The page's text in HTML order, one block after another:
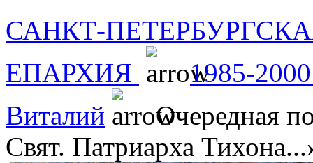
САНКТ-
ЕПАРХИЯ
1985-
Виталий
Очередная
Свят. Патриарха